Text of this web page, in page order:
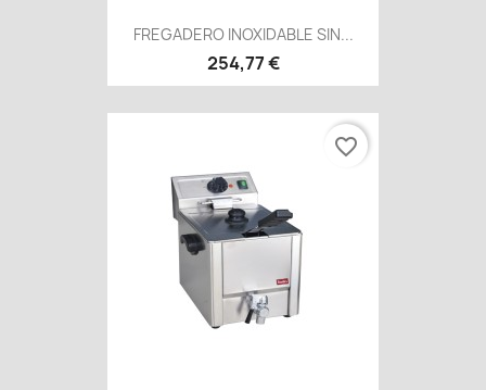
FREGADERO INOXIDABLE SIN...
254,77 €
favorite_border